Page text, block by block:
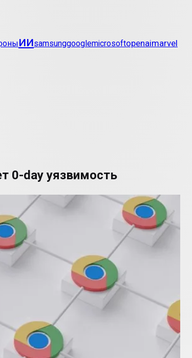
ииsamsunggooglemicrosoftopenaimarvel
0-day уязвимость